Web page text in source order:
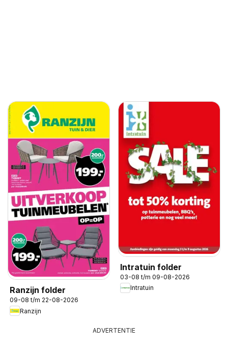
Ranzijn folder
09-08 t/m 22-08-2026
Ranzijn
Intratuin folder
03-08 t/m 09-08-2026
Intratuin
ADVERTENTIE